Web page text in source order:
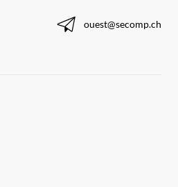
ouest@secomp.ch